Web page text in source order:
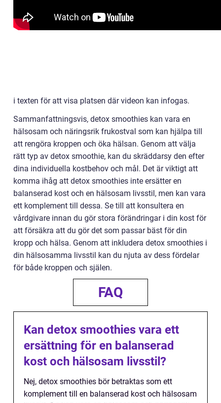
i texten för att visa platsen där videon kan infogas.
Sammanfattningsvis, detox smoothies kan vara en
hälsosam och näringsrik frukostval som kan hjälpa till
att rengöra kroppen och öka hälsan. Genom att välja
rätt typ av detox smoothie, kan du skräddarsy den efter
dina individuella kostbehov och mål. Det är viktigt att
komma ihåg att detox smoothies inte ersätter en
balanserad kost och en hälsosam livsstil, men kan vara
ett komplement till dessa. Se till att konsultera en
vårdgivare innan du gör stora förändringar i din kost för
att försäkra att du gör det som passar bäst för din
kropp och hälsa. Genom att inkludera detox smoothies i
din hälsosamma livsstil kan du njuta av dess fördelar
för både kroppen och själen.
FAQ
Kan detox smoothies vara ett
ersättning för en balanserad
kost och hälsosam livsstil?
Nej, detox smoothies bör betraktas som ett
komplement till en balanserad kost och hälsosam